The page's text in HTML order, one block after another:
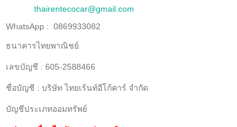
thairentecocar@gmail.com
WhatsApp : 0869933082
ธนาคารไทยพาณิชย์
เลขบัญชี : 605-2588466
ชื่อบัญชี : บริษัท ไทยเร้นท์อีโก้คาร์ จำกัด
บัญชีประเภทออมทรัพย์